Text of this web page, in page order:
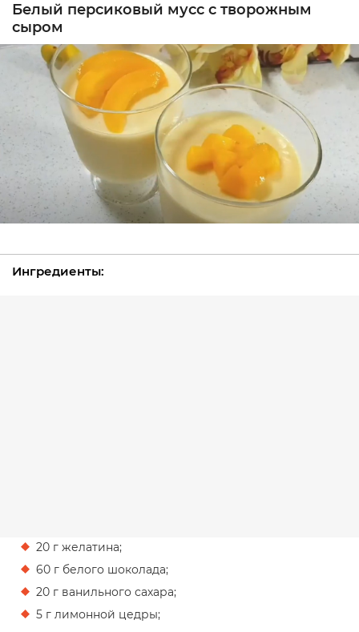
Белый персиковый мусс с творожным
сыром
Ингредиенты:
20 г желатина;
60 г белого шоколада;
20 г ванильного сахара;
5 г лимонной цедры;